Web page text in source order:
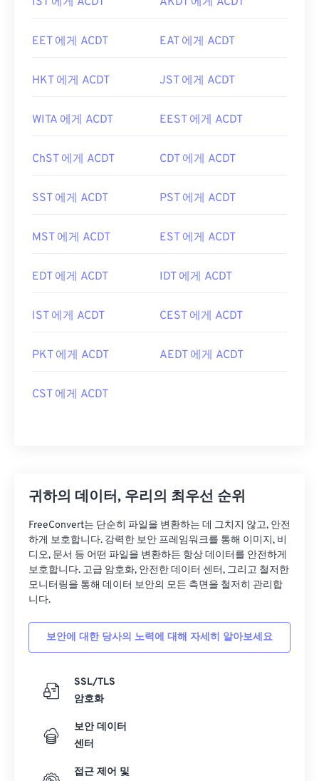
EET 에게 ACDT EAT 에게 ACDT
HKT 에게 ACDT JST 에게 ACDT
WITA 에게 ACDT EEST 에게 ACDT
ChST 에게 ACDT CDT 에게 ACDT
SST 에게 ACDT PST 에게 ACDT
MST 에게 ACDT EST 에게 ACDT
EDT 에게 ACDT IDT 에게 ACDT
IST 에게 ACDT CEST 에게 ACDT
PKT 에게 ACDT AEDT 에게 ACDT
CST 에게 ACDT
귀하의 데이터, 우리의 최우선 순위
FreeConvert는 단순히 파일을 변환하는 데 그치지 않고, 안전
하게 보호합니다. 강력한 보안 프레임워크를 통해 이미지, 비
디오, 문서 등 어떤 파일을 변환하든 항상 데이터를 안전하게
보호합니다. 고급 암호화, 안전한 데이터 센터, 그리고 철저한
모니터링을 통해 데이터 보안의 모든 측면을 철저히 관리합
니다.
보안에 대한 당사의 노력에 대해 자세히 알아보세요
SSL/TLS
암호화
보안 데이터
센터
접근 제어 및